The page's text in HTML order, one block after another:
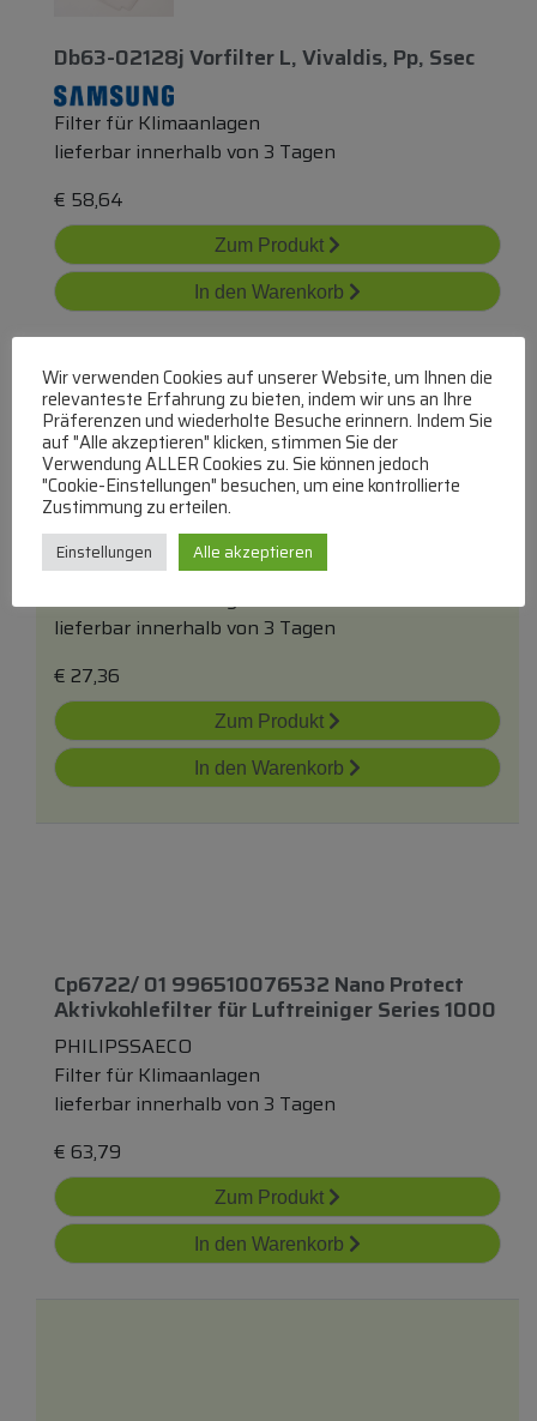
Db63-02128j Vorfilter L, Vivaldis, Pp, Ssec
Filter für Klimaanlagen
lieferbar innerhalb von 3 Tagen
€ 58,64
Zum Produkt
In den Warenkorb
Fek03 Universalfilter
alternativfürElectrolux
EUROFILTER
lieferbar innerhalb von 3 Tagen
€ 27,36
Zum Produkt
In den Warenkorb
Cp6722/ 01 996510076532 Nano Protect
AktivkohlefilterfürLuftreiniger Series 1000
PHILIPSSAECO
Filter für Klimaanlagen
lieferbar innerhalb von 3 Tagen
€ 63,79
Zum Produkt
In den Warenkorb
Wir verwenden Cookies auf unserer Website, um Ihnen die
relevanteste Erfahrung zu bieten, indem wir uns an Ihre
Präferenzen und wiederholte Besuche erinnern. Indem Sie
auf "Alle akzeptieren" klicken, stimmen Sie der
Verwendung ALLER Cookies zu. Sie können jedoch
"Cookie-Einstellungen" besuchen, um eine kontrollierte
Zustimmung zu erteilen.
Einstellungen Alle akzeptieren